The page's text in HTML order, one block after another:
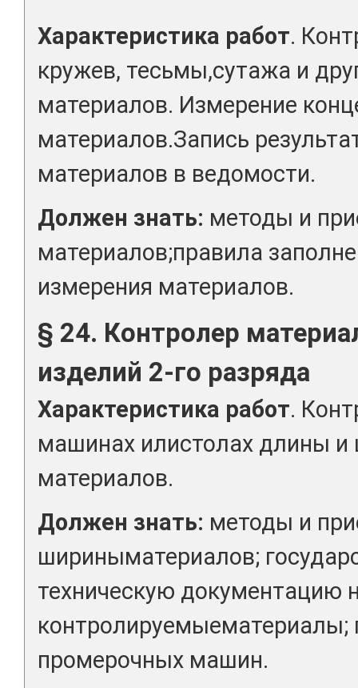
Характеристика работ.
кружев, тесьмы,сутажа и
материалов. Измерение
материалов.Запись
материалов в ведомости.
Должен знать: методы и
материалов;правила
измерения материалов.
§ 24. Контролер
изделий 2-го разряда
Характеристика работ.
машинах илистолах длины
материалов.
Должен знать: методы и
шириныматериалов;
техническую документацию
контролируемыематериалы;
промерочных машин.